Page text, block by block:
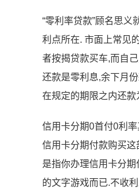
“零利率贷款”顾名思
利点所在. 市面上常见
者按揭贷款买车,而自
还款是零利息,余下月
在规定的期限之内还
信用卡分期0首付0利
信用卡分期付款购买
是指你办理信用卡分
的文字游戏而已.不收